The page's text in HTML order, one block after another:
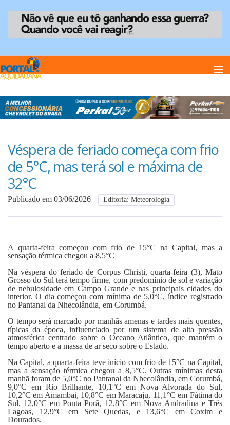
Home
Anuncie
Anuncie
Véspera de feriado começa com frio
de 5°C, mas terá sol e máxima de
32°C
Publicado em 03/06/2026 Editoria: Meteorologia
A quarta-feira começou com frio de 15°C na Capital, mas a
sensação térmica chegou a 8,5°C
Na véspera do feriado de Corpus Christi, quarta-feira (3), Mato
Grosso do Sul terá tempo firme, com predomínio de sol e variação
de nebulosidade em Campo Grande e nas principais cidades do
interior. O dia começou com mínima de 5,0°C, índice registrado
no Pantanal da Nhecolândia, em Corumbá.
O tempo será marcado por manhãs amenas e tardes mais quentes,
típicas da época, influenciado por um sistema de alta pressão
atmosférica centrado sobre o Oceano Atlântico, que mantém o
tempo aberto e a massa de ar seco sobre o Estado.
Na Capital, a quarta-feira teve início com frio de 15°C na Capital,
mas a sensação térmica chegou a 8,5°C. Outras mínimas desta
manhã foram de 5,0°C no Pantanal da Nhecolândia, em Corumbá,
9,0°C em Rio Brilhante, 10,1°C em Nova Alvorada do Sul,
10,2°C em Amambai, 10,8°C em Maracaju, 11,1°C em Fátima do
Sul, 12,0°C em Ponta Porã, 12,8°C em Nova Andradina e Três
Lagoas, 12,9°C em Sete Quedas, e 13,6°C em Coxim e
Dourados.